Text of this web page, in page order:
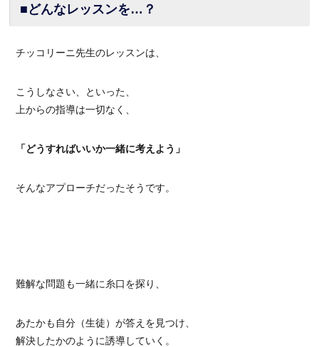
■どんなレッスンを…？
チッコリーニ先生のレッスンは、
こうしなさい、といった、
上からの指導は一切なく、
「どうすればいいか一緒に考えよう」
そんなアプローチだったそうです。
難解な問題も一緒に糸口を探り、
あたかも自分（生徒）が答えを見つけ、
解決したかのように誘導していく。